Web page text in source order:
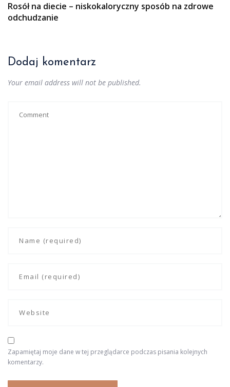
Rosół na diecie – niskokaloryczny sposób na zdrowe
odchudzanie
Dodaj komentarz
Your email address will not be published.
Zapamiętaj moje dane w tej przeglądarce podczas pisania kolejnych
komentarzy.